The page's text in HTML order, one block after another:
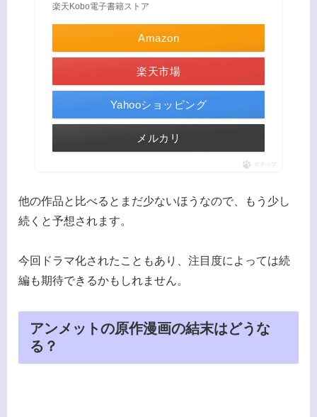
楽天Kobo電子書籍ストア
Amazon
楽天市場
Yahooショッピング
メルカリ
ポチップ
他の作品と比べるとまだ少ないほうなので、もう少し
続くと予想されます。
今回ドラマ化されたこともあり、注目度によっては続
編も期待できるかもしれません。
アンメットの原作漫画の結末はどうな
る？